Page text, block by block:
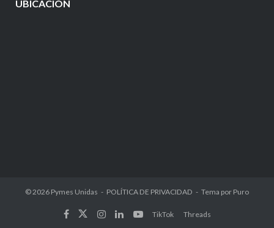
UBICACIÓN
© 2026 Pymes Unidas POLÍTICA DE PRIVACIDAD Tema por Puro
TikTok Threads